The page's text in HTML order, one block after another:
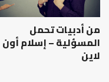
من أدبيات تحمل
المسؤلية – إسلام أون
لاين